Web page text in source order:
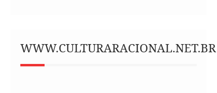
WWW.CULTURARACIONAL.NET.BR